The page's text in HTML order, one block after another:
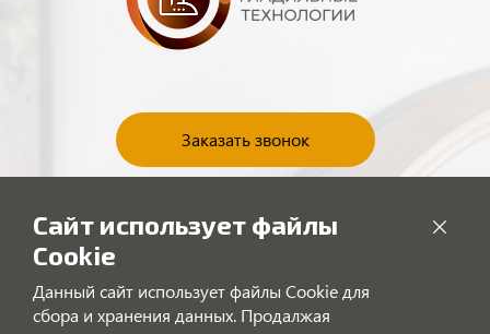
Заказать звонок
*Данный интернет-ресурс носит исключительно информационный
характер и ни при каких условиях не является публичной офертой,
Российской Федерации. Для получения подробной информации о
наличии и стоимости указанных товаров и (или) услуг, пожалуйста,
Сайт использует файлы
Cookie
Данный сайт использует файлы Cookie для
сбора и хранения данных. Продалжая